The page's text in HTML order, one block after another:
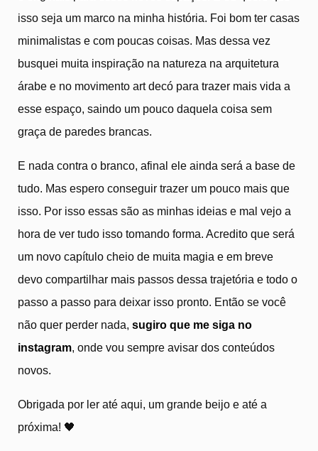
isso seja um marco na minha história. Foi bom ter casas
minimalistas e com poucas coisas. Mas dessa vez
busquei muita inspiração na natureza na arquitetura
árabe e no movimento art decó para trazer mais vida a
esse espaço, saindo um pouco daquela coisa sem
graça de paredes brancas.
E nada contra o branco, afinal ele ainda será a base de
tudo. Mas espero conseguir trazer um pouco mais que
isso. Por isso essas são as minhas ideias e mal vejo a
hora de ver tudo isso tomando forma. Acredito que será
um novo capítulo cheio de muita magia e em breve
devo compartilhar mais passos dessa trajetória e todo o
passo a passo para deixar isso pronto. Então se você
não quer perder nada, sugiro que me siga no
instagram, onde vou sempre avisar dos conteúdos
novos.
Obrigada por ler até aqui, um grande beijo e até a
próxima! 🖤